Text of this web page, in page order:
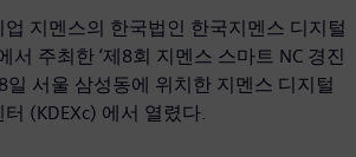
지멘스의 한국법인 한국지멘스 디지털
서 주최한 ‘제8회 지멘스 스마트 NC 경진
일 서울 삼성동에 위치한 지멘스 디지털
(KDEXc) 에서 열렸다.